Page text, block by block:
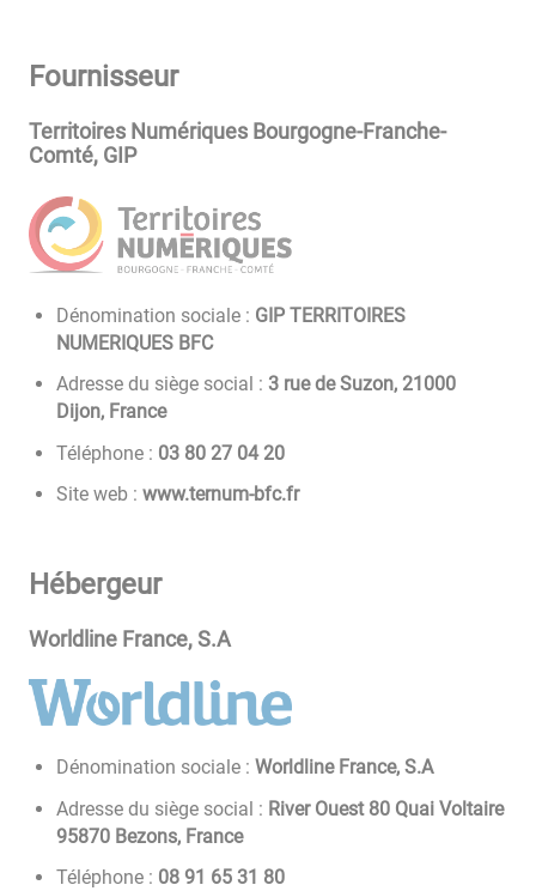
Fournisseur
Territoires Numériques Bourgogne-Franche-
Comté, GIP
Dénomination sociale : GIP TERRITOIRES
NUMERIQUES BFC
Adresse du siège social :3 rue de Suzon, 21000
Dijon, France
Téléphone : 02 40 72 08 30
Site web : www.ternum-bfc.fr
Hébergeur
Worldline France, S.A
Dénomination sociale :Worldline France, S.A
Adresse du siège social : River Ouest 80 Quai Voltaire
95870 Bezons, France
Téléphone : 08 13 56 19 80